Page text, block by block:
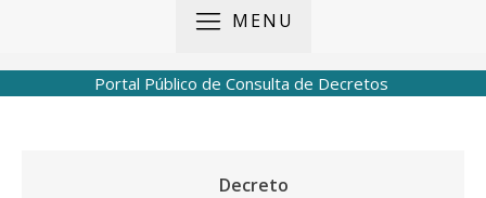
MENU
Portal Público de Consulta de Decretos
Decreto